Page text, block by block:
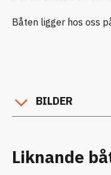
Båten ligger hos oss
BILDER
Liknande